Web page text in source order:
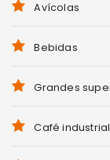
Avícolas
Bebidas
Grandes
Café